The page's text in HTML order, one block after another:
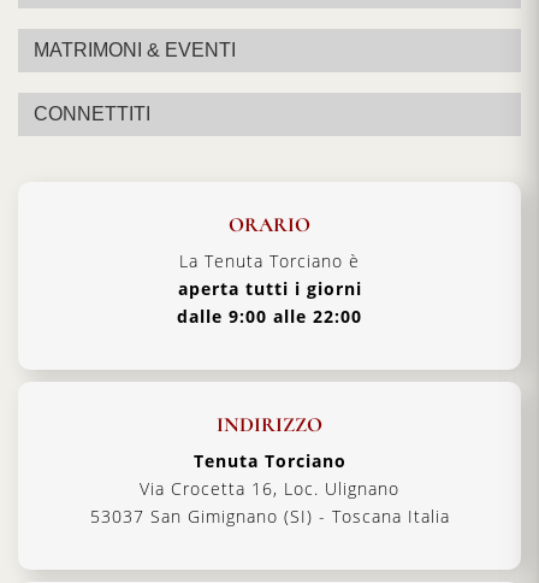
MATRIMONI & EVENTI
CONNETTITI
ORARIO
La Tenuta Torciano è
aperta tutti i giorni
dalle 9:00 alle 22:00
INDIRIZZO
Tenuta Torciano
Via Crocetta 16, Loc. Ulignano
53037 San Gimignano (SI) - Toscana Italia